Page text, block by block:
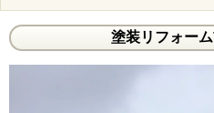
塗装リフォーム